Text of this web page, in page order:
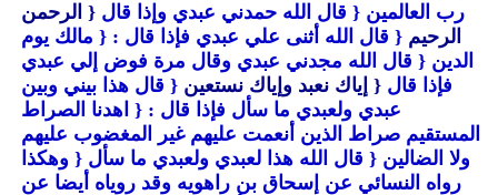
رب العالمين { قال الله حمدني عبدي وإذا قال { الرحمن
الرحيم { قال الله أثنى علي عبدي فإذا قال : { مالك يوم
الدين { قال الله مجدني عبدي وقال مرة فوض إلي عبدي
فإذا قال { إياك نعبد وإياك نستعين { قال هذا بيني وبين
عبدي ولعبدي ما سأل فإذا قال : { اهدنا الصراط
المستقيم صراط الذين أنعمت عليهم غير المغضوب عليهم
ولا الضالين { قال الله هذا لعبدي ولعبدي ما سأل { وهكذا
رواه النسائي عن إسحاق بن راهويه وقد روياه أيضا عن